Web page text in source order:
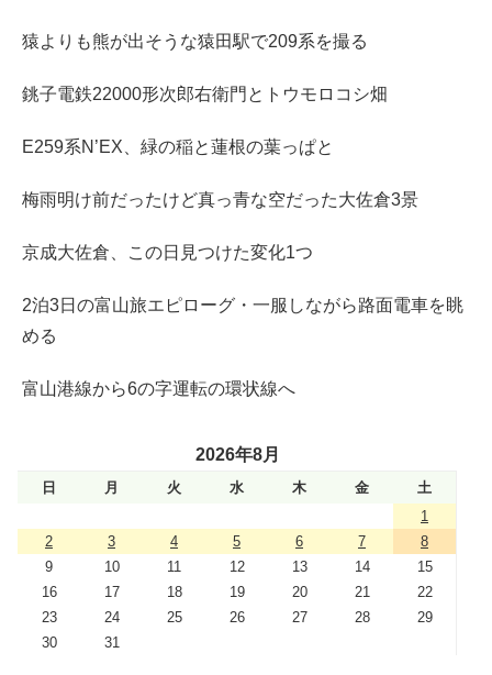
猿よりも熊が出そうな猿田駅で209系を撮る
銚子電鉄22000形次郎右衛門とトウモロコシ畑
E259系N’EX、緑の稲と蓮根の葉っぱと
梅雨明け前だったけど真っ青な空だった大佐倉3景
京成大佐倉、この日見つけた変化1つ
2泊3日の富山旅エピローグ・一服しながら路面電車を眺
める
富山港線から6の字運転の環状線へ
2026年8月
日 月 火 水 木 金
土
1
2
3 4 5 6 7
8
9
10 11 12 13 14
15
16
17 18 19 20 21
22
23
24 25 26 27 28
29
30
31